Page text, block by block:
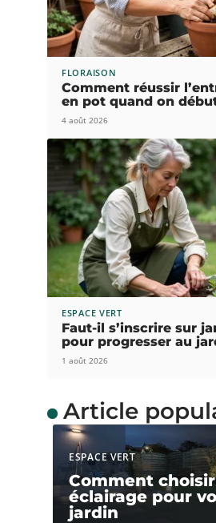
FLORAISON
Comment réussir
en pot quand on
4 août 2026
ESPACE VERT
Faut-il s’inscrire sur
pour progresser au
1 août 2026
Article
ESPACE VERT
Comment
éclairage pour
jardin